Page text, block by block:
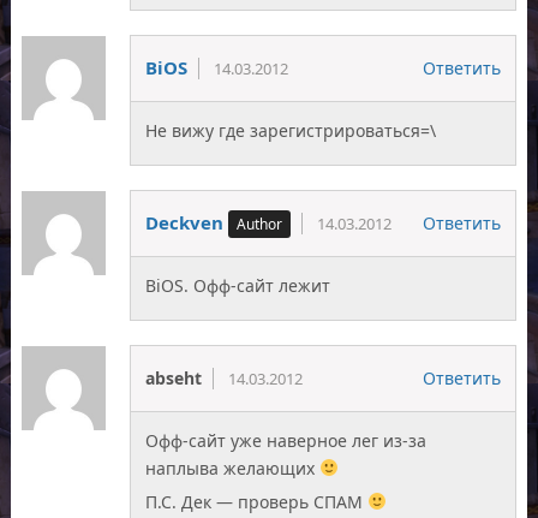
BiOS 14.03.2012 Ответить
Не вижу где зарегистрироваться=\
Deckven 14.03.2012 Ответить
BiOS. Офф-сайт лежит
abseht 14.03.2012 Ответить
Офф-сайт уже наверное лег из-за
наплыва желающих
П.С. Дек — проверь СПАМ